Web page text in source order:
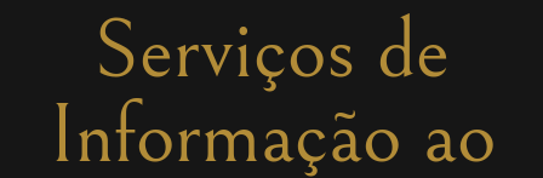
Serviços de
Informação ao